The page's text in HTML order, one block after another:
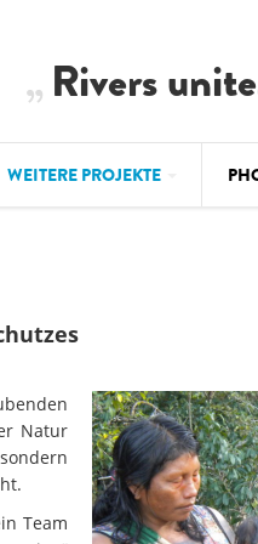
Rivers
BALKANRIVERS
Una Science
WEITERE PROJEKTE
WEG DAMMIT
Natur
Team